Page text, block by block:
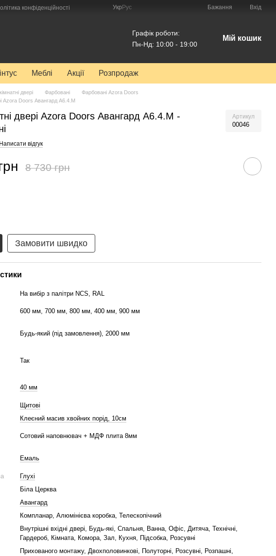
конфіденційності Укр Рус Бажання Вхід
Графік роботи:
Пн-Нд: 10:00 - 19:00
Мій кошик
Меблі Акції Розпродаж
двері Фарбовані
Фарбовані Azora Doors
Azora Doors Авангард A6.4.M
двері Azora Doors Авангард A6.4.M -
Артикул
00046
Написати відгук
8 730 грн
Замовити швидко
На вибір з палітри NCS, RAL
600 мм, 700 мм, 800 мм, 400 мм, 900 мм
Будь-який (під замовлення), 2000 мм
Так
40 мм
Щитові
Клеєний масив хвойних порід, 10см
Сотовий наповнювач + МДФ плита 8мм
Емаль
Глухі
Біла Церква
Авангард
Компланар, Алюмінієва коробка, Телескопічний
Внутрішні вхідні двері, Будь-які, Спальня, Ванна, Офіс, Дитяча, Технічні,
Гардероб, Кімната, Комора, Зал, Кухня, Підсобка, Розсувні
Прихованого монтажу, Двохполовинкові, Полуторні, Розсувні, Розпашні,